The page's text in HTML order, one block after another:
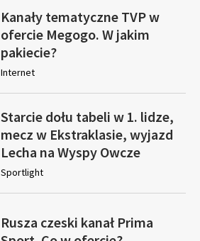
Kanały tematyczne TVP w
ofercie Megogo. W jakim
pakiecie?
Internet
Starcie dołu tabeli w 1. lidze,
mecz w Ekstraklasie, wyjazd
Lecha na Wyspy Owcze
Sportlight
Rusza czeski kanał Prima